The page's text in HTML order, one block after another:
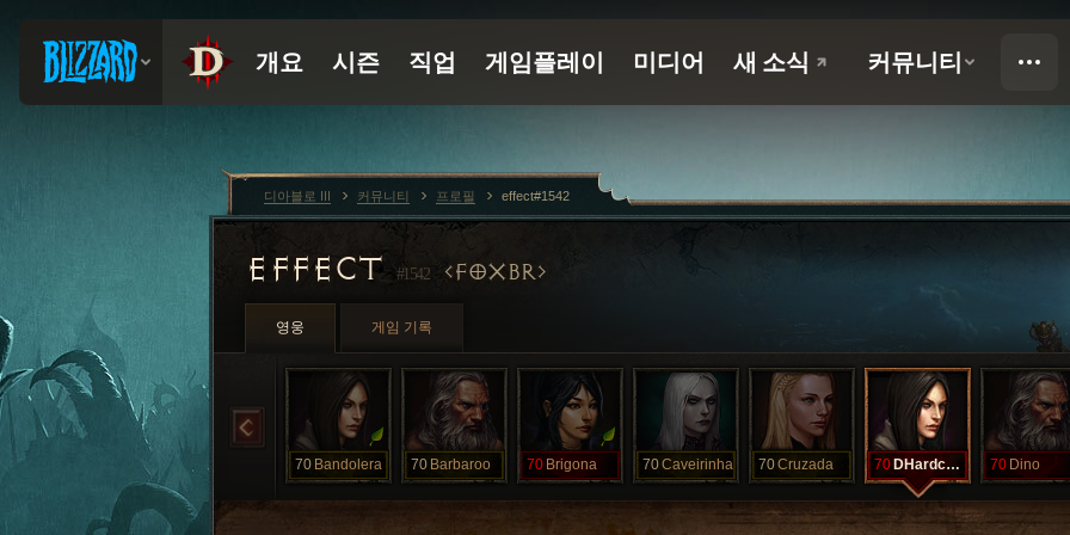
EFFECT #1542 FOXBR
영웅 게임 기록
70 Bandolera 70 Barbaroo 70 Brigona 70Caveirinha 70Cruzada 70 DHardcore 70 Dino
디아블로 III 커뮤니티 프로필 effect#1542